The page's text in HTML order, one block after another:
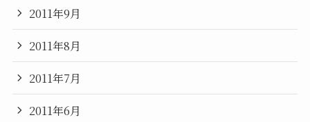
2011年9月
2011年8月
2011年7月
2011年6月